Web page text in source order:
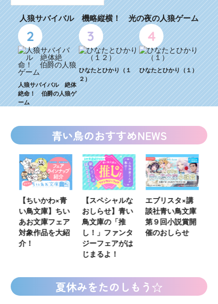
人狼サバイバル 機略縦横！ 光の夜の人狼ゲーム
2
人狼サバイバル 絶体
絶命！ 伯爵の人狼ゲ
ーム
3
ひなたとひかり（１
２）
4
ひなたとひかり（１）
青い鳥のおすすめNEWS
【ちいかわ×青
い鳥文庫】ちい
あお文庫フェア
対象作品を大紹
介！
【スペシャルな
おしらせ】青い
鳥文庫の「推
し！」ファンタ
ジーフェアがは
じまるよ！
エブリスタ×講
談社青い鳥文庫
第９回小説賞開
催のおしらせ
夏休みをたのしもう☆